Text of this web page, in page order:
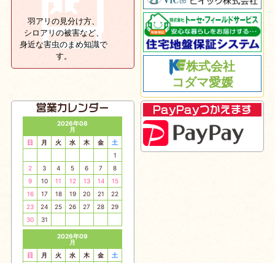
羽アリの見分け方、
シロアリの被害など、
身近な害虫のまめ知識で
す。
株式会社
コダマ愛媛
営業カレンダー
2026年08
月
日
月 火 水 木 金
土
1
2
3 4 5 6 7
8
9
10 11 12 13 14
15
16
17 18 19 20 21
22
23
24 25 26 27 28
29
30
31
2026年09
月
日
月 火 水 木 金
土
PayPayつかえます